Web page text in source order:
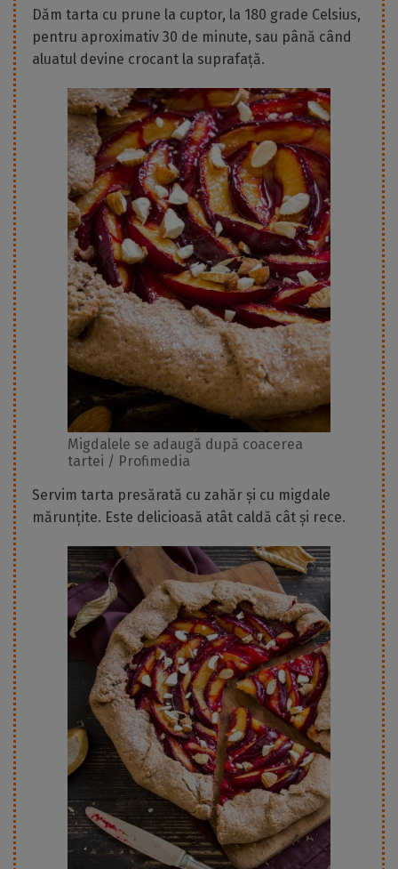
Dăm tarta cu prune la cuptor, la 180 grade Celsius,
pentru aproximativ 30 de minute, sau până când
aluatul devine crocant la suprafață.
Migdalele se adaugă după coacerea
tartei / Profimedia
Servim tarta presărată cu zahăr și cu migdale
mărunțite. Este delicioasă atât caldă cât și rece.